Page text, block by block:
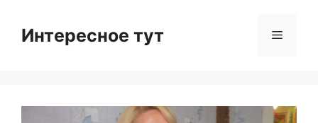
contentИнтересное тут Menu